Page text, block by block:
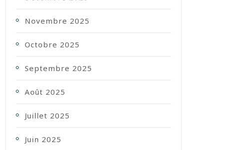
Novembre 2025
Octobre 2025
Septembre 2025
Août 2025
Juillet 2025
Juin 2025